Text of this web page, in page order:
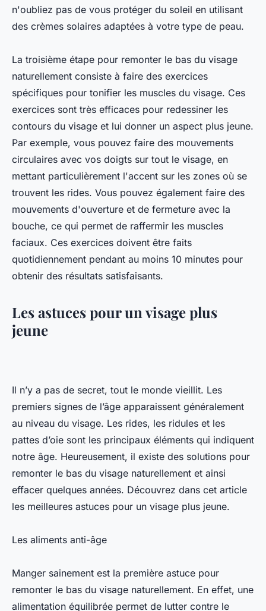
n'oubliez pas de vous protéger du soleil en utilisant
des crèmes solaires adaptées à votre type de peau.
La troisième étape pour remonter le bas du visage
naturellement consiste à faire des exercices
spécifiques pour tonifier les muscles du visage. Ces
exercices sont très efficaces pour redessiner les
contours du visage et lui donner un aspect plus jeune.
Par exemple, vous pouvez faire des mouvements
circulaires avec vos doigts sur tout le visage, en
mettant particulièrement l'accent sur les zones où se
trouvent les rides. Vous pouvez également faire des
mouvements d'ouverture et de fermeture avec la
bouche, ce qui permet de raffermir les muscles
faciaux. Ces exercices doivent être faits
quotidiennement pendant au moins 10 minutes pour
obtenir des résultats satisfaisants.
Les astuces pour un visage plus
jeune
Il n’y a pas de secret, tout le monde vieillit. Les
premiers signes de l’âge apparaissent généralement
au niveau du visage. Les rides, les ridules et les
pattes d’oie sont les principaux éléments qui indiquent
notre âge. Heureusement, il existe des solutions pour
remonter le bas du visage naturellement et ainsi
effacer quelques années. Découvrez dans cet article
les meilleures astuces pour un visage plus jeune.
Les aliments anti-âge
Manger sainement est la première astuce pour
remonter le bas du visage naturellement. En effet, une
alimentation équilibrée permet de lutter contre le